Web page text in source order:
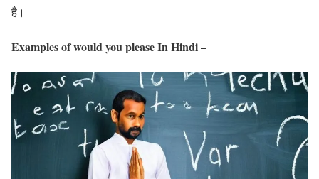
है।
Examples of would you please In Hindi –